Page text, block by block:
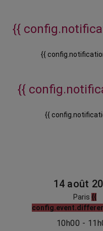
{{
{{
{{
{{
14 août
Paris {{
10h00 -